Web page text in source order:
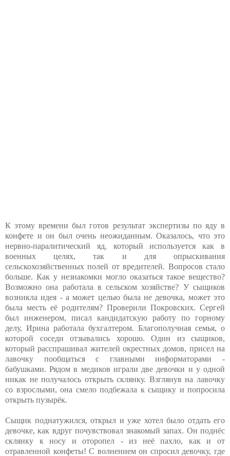
К этому времени был готов результат экспертизы по яду в
конфете и он был очень неожиданным. Оказалось, что это
нервно-паралитический яд, который используется как в
военных целях, так и для опрыскивания
сельскохозяйственных полей от вредителей. Вопросов стало
больше. Как у незнакомки могло оказаться такое вещество?
Возможно она работала в сельском хозяйстве? У сыщиков
возникла идея - а может целью была не девочка, может это
была месть её родителям? Проверили Покровских. Сергей
был инженером, писал кандидатскую работу по горному
делу, Ирина работала бухгалтером. Благополучная семья, о
которой соседи отзывались хорошо. Один из сыщиков,
который расспрашивал жителей окрестных домов, присел на
лавочку пообщаться с главными информаторами -
бабушками. Рядом в медиков играли две девочки и у одной
никак не получалось открыть склянку. Взглянув на лавочку
со взрослыми, она смело подбежала к сыщику и попросила
открыть пузырёк.
Сыщик поднатужился, открыл и уже хотел было отдать его
девочке, как вдруг почувствовал знакомый запах. Он поднёс
склянку к носу и оторопел - из неё пахло, как и от
отравленной конфеты! С волнением он спросил девочку, где